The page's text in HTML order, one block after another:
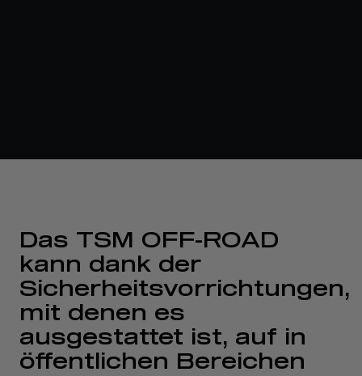
Das TSM OFF-ROAD
kann dank der
Sicherheitsvorrichtungen,
mit denen es
ausgestattet ist, auf in
öffentlichen Bereichen